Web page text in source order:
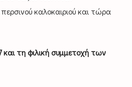
καλοκαιριού και τώρα
τη φιλική συμμετοχή των